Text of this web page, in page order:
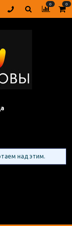
0 0
над этим.